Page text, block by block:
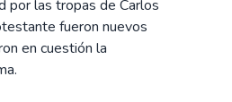
por las tropas de Carlos
fueron nuevos
en cuestión la